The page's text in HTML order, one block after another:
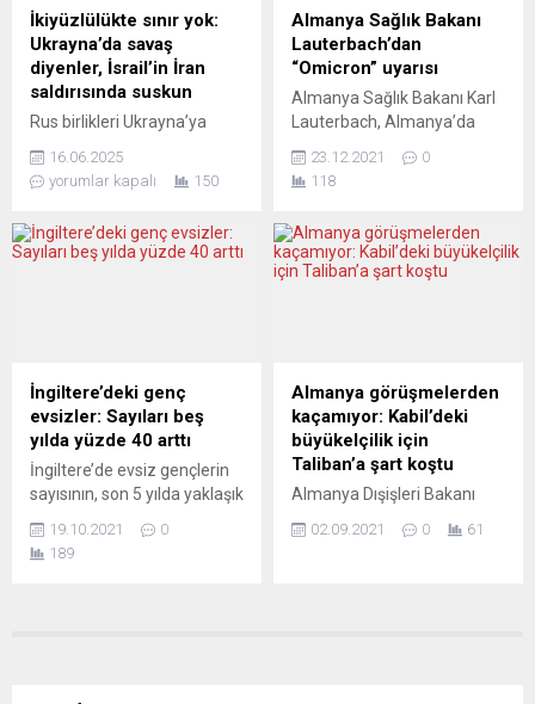
kuraklık dönemlerinin ve
artan su...
yapıldığının yanıtını aktardı.
“Vatandaşın mağduriyeti
son bulmuyor” diyen BAB
Hukuk ve Danışmanlık’tan
Bilal Erdoğan konuyla...
İkiyüzlülükte sınır yok:
Ukrayna’da savaş
diyenler, İsrail’in İran
saldırısında suskun
Rus birlikleri Ukrayna’ya
ve Alman hükümeti derhal
bunun uluslararası hukuka
olduğunu ilan etti. Mağdura
destek verilmesi gerektiğini,
Alman gazeteci Jens
Berger’e göre bu noktaya
kadar her şey anlaşılır.
Ancak cuma gününden bu
yana İsrail’in...
16.06.2025
yorumlar kapalı
150
Almanya Sağlık Bakanı
Lauterbach’dan
“Omicron” uyarısı
Almanya Sağlık Bakanı Karl
Lauterbach, Almanya’da
Omicron varyantının sebep
olacağı dalganın
varsayılması gerektiğini
söyledi. Karl Lauterbach,
salgınındaki durumu
değerlendirdi. Delta
varyantının yol açtığı dalgayı
kontrol altına almayı
başaracak durumda
olduklarını ifade eden
Lauterbach,...
23.12.2021
0
118
İngiltere’deki genç
evsizler: Sayıları beş
yılda yüzde 40 arttı
İngiltere’de evsiz gençlerin
sayısının, son 5 yılda yaklaşık
geçtiği ve bu durumdan en
fazla siyahilerin etkilendiği
19.10.2021
0
189
Almanya görüşmelerden
kaçamıyor: Kabil’deki
büyükelçilik için
Taliban’a şart koştu
Almanya Dışişleri Bakanı
Kabil’deki büyükelçiliğini
02.09.2021 0 61